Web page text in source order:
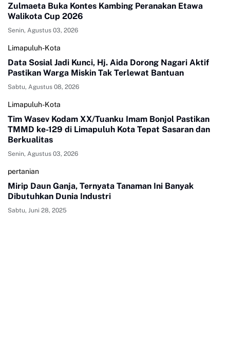
Zulmaeta Buka Kontes Kambing Peranakan Etawa
Walikota Cup 2026
Senin, Agustus 03, 2026
Limapuluh-Kota
Data Sosial Jadi Kunci, Hj. Aida Dorong Nagari Aktif
Pastikan Warga Miskin Tak Terlewat Bantuan
Sabtu, Agustus 08, 2026
Limapuluh-Kota
Tim Wasev Kodam XX/Tuanku Imam Bonjol Pastikan
TMMD ke-129 di Limapuluh Kota Tepat Sasaran dan
Berkualitas
Senin, Agustus 03, 2026
pertanian
Mirip Daun Ganja, Ternyata Tanaman Ini Banyak
Dibutuhkan Dunia Industri
Sabtu, Juni 28, 2025